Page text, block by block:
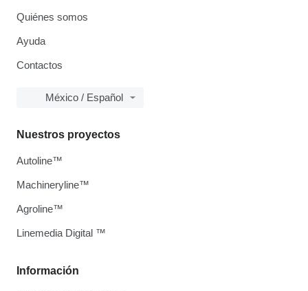
Quiénes somos
Ayuda
Contactos
México / Español
Información
Nuestros proyectos
Autoline™
Machineryline™
Agroline™
Linemedia Digital ™